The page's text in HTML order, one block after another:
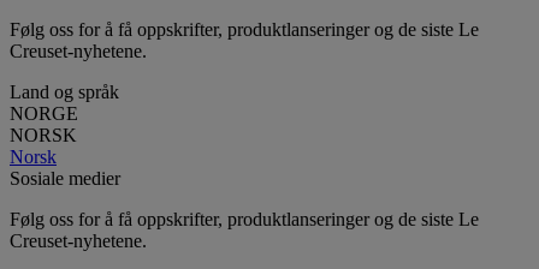
Følg oss for å få oppskrifter, produktlanseringer og de siste Le
Creuset-nyhetene.
Land og språk
NORGE
NORSK
Norsk
Sosiale medier
Følg oss for å få oppskrifter, produktlanseringer og de siste Le
Creuset-nyhetene.